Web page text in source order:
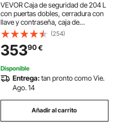
VEVOR Caja de seguridad de 204 L
con puertas dobles, cerradura con
llave y contraseña, caja de
seguridad con bolsa ignífuga,
estante para llaves, luz LED y 2
divisores ajustables y extraíbles en
altura para dinero, documentos,
joyas y objetos de valor, color
negro
(254)
35390€
Disponible
Entrega:tan pronto como Vie.
Ago. 14
Añadir al carrito